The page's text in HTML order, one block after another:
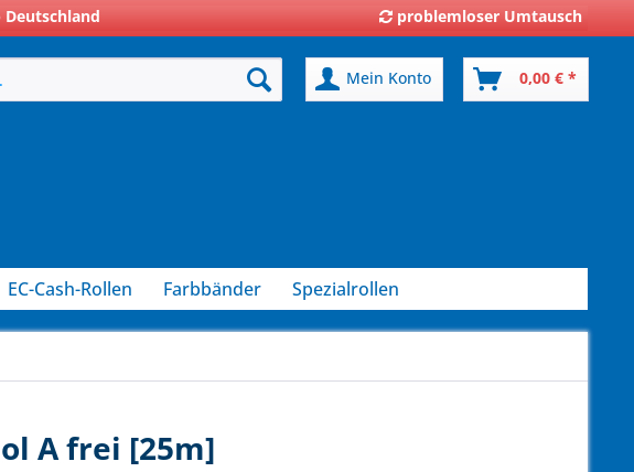
problemloser Umtausch
Mein Konto 0,00 € *
EC-Cash-Rollen Farbbänder Spezialrollen
A frei [25m]